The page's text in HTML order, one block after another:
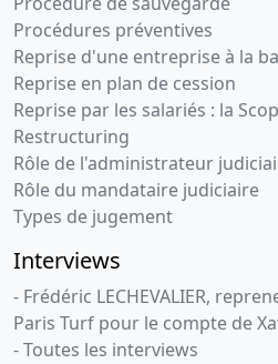
Procédures préventives
Reprise d'une entreprise à la
Reprise en plan de cession
Reprise par les salariés : la Scop
Restructuring
Rôle de l'administrateur
Rôle du mandataire judiciaire
Types de jugement
Interviews
- Frédéric LECHEVALIER,
Paris Turf pour le compte de
- Toutes les interviews